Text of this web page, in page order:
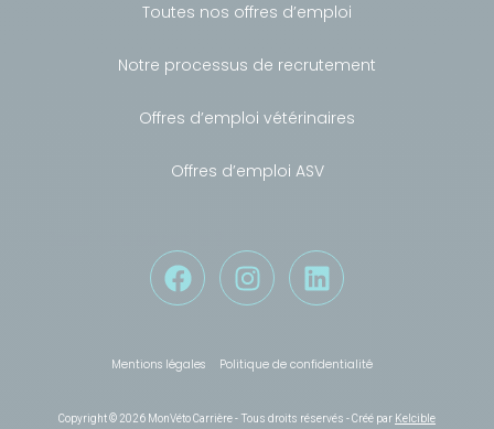
Toutes nos offres d’emploi
Notre processus de recrutement
Offres d’emploi vétérinaires
Offres d’emploi ASV
Mentions légales Politique de confidentialité
Copyright © 2026 MonVéto Carrière - Tous droits réservés - Créé par Kelcible